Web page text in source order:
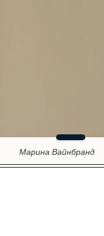
Марина Вайнбранд
(СМИ) ///